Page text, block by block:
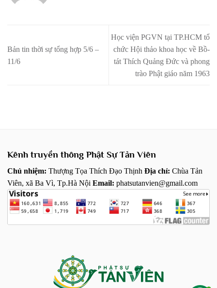
Bản tin thời sự tổng hợp 5/6 –
11/6
Học viện PGVN tại TP.HCM tổ
chức Hội thảo khoa học về Bồ-
tát Thích Quảng Đức và phong
trào Phật giáo năm 1963
Kênh truyền thông Phật Sự Tản Viên
Chủ nhiệm: Thượng Tọa Thích Đạo Thịnh Địa chỉ: Chùa Tản
Viên, xã Ba Vì, Tp.Hà Nội Email: phatsutanvien@gmail.com